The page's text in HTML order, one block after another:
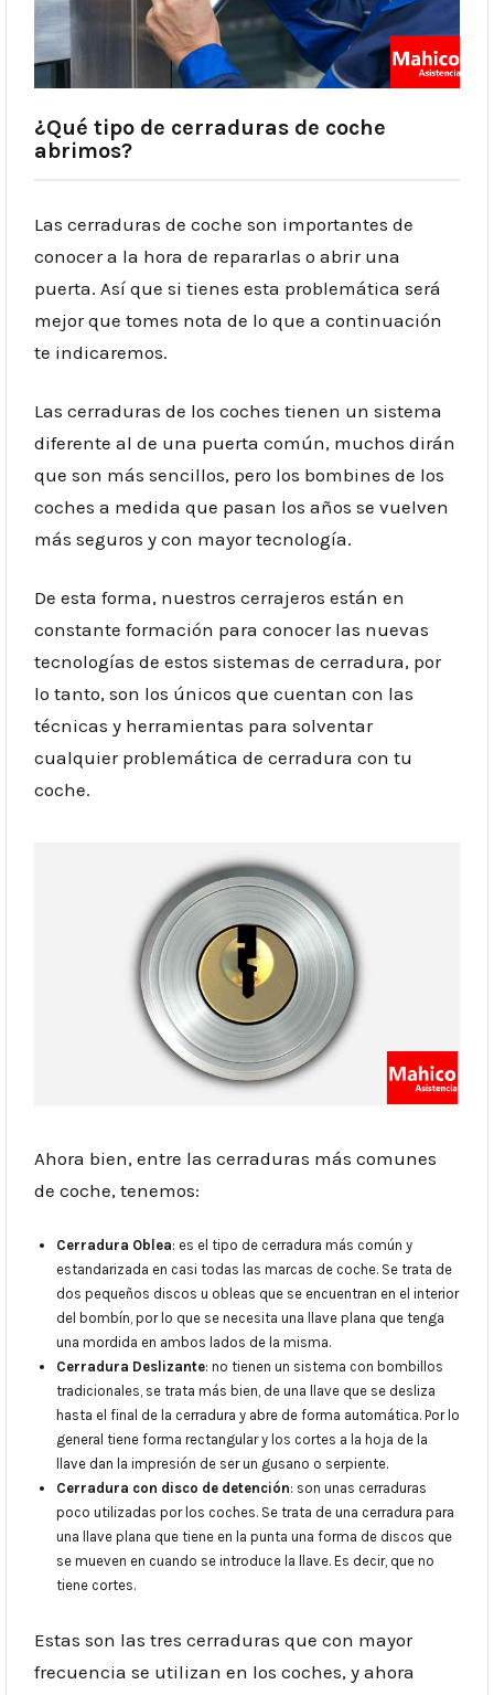
¿Qué tipo de cerraduras de coche
abrimos?
Las cerraduras de coche son importantes de
conocer a la hora de repararlas o abrir una
puerta. Así que si tienes esta problemática será
mejor que tomes nota de lo que a continuación
te indicaremos.
Las cerraduras de los coches tienen un sistema
diferente al de una puerta común, muchos dirán
que son más sencillos, pero los bombines de los
coches a medida que pasan los años se vuelven
más seguros y con mayor tecnología.
De esta forma, nuestros cerrajeros están en
constante formación para conocer las nuevas
tecnologías de estos sistemas de cerradura, por
lo tanto, son los únicos que cuentan con las
técnicas y herramientas para solventar
cualquier problemática de cerradura con tu
coche.
Ahora bien, entre las cerraduras más comunes
de coche, tenemos:
Cerradura Oblea: es el tipo de cerradura más común y
estandarizada en casi todas las marcas de coche. Se trata de
dos pequeños discos u obleas que se encuentran en el interior
del bombín, por lo que se necesita una llave plana que tenga
una mordida en ambos lados de la misma.
Cerradura Deslizante: no tienen un sistema con bombillos
tradicionales, se trata más bien, de una llave que se desliza
hasta el final de la cerradura y abre de forma automática. Por lo
general tiene forma rectangular y los cortes a la hoja de la
llave dan la impresión de ser un gusano o serpiente.
Cerradura con disco de detención: son unas cerraduras
poco utilizadas por los coches. Se trata de una cerradura para
una llave plana que tiene en la punta una forma de discos que
se mueven en cuando se introduce la llave. Es decir, que no
tiene cortes.
Estas son las tres cerraduras que con mayor
frecuencia se utilizan en los coches, y ahora